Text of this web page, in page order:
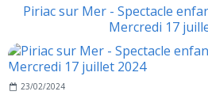
Piriac sur Mer - Spectacle
Mercredi 17
23/02/2024